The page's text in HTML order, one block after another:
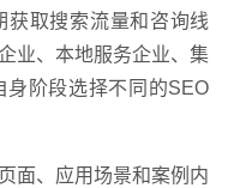
获取搜索流量和咨询线
业、本地服务企业、集
身阶段选择不同的SEO
面、应用场景和案例内